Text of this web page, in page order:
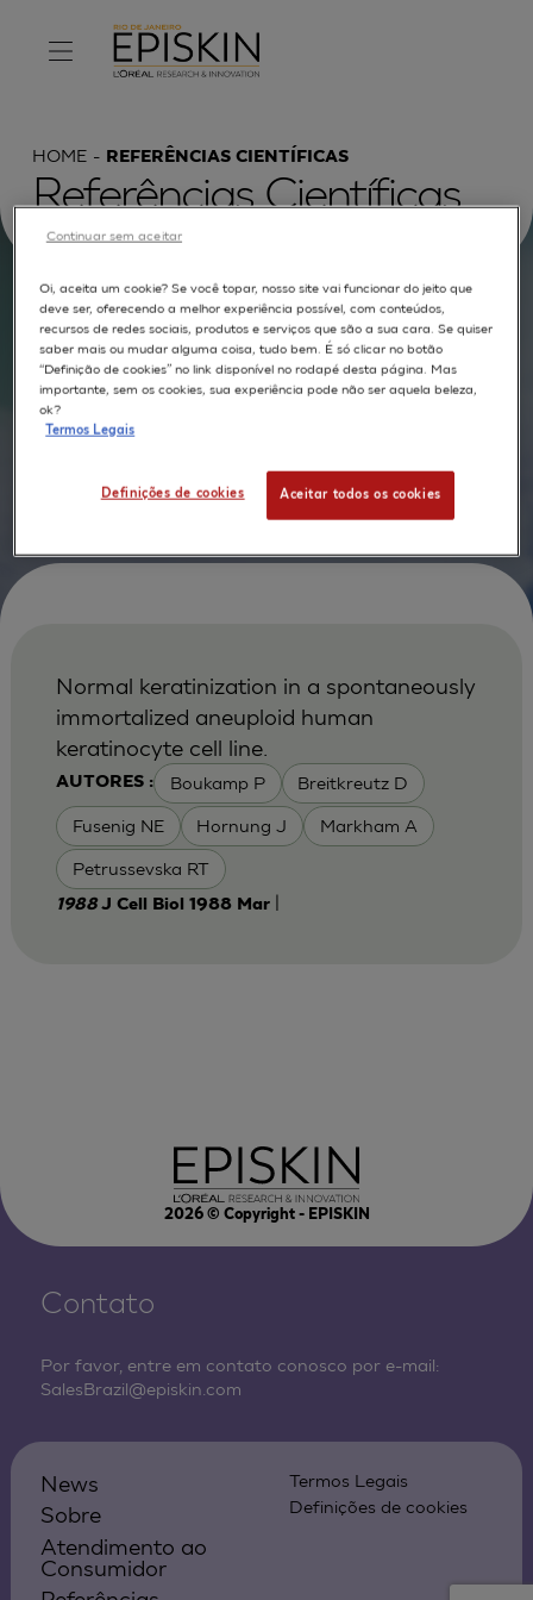
HOME REFERÊNCIAS CIENTÍFICAS
Referências Científicas
Procurar por :
TEXTO COMPLETO MODELOS APLICAÇÕES
AUTORES
AUTORES : Boukamp P Breitkreutz D
Fusenig NE Hornung J Markham A
Petrussevska RT
Normal keratinization in a spontaneously
immortalized aneuploid human
keratinocyte cell line.
1988J Cell Biol 1988 Mar|
2026© Copyright - EPISKIN
Contato
Por favor, entre em contato conosco por e-mail:
SalesBrazil@episkin.com
News
Sobre
Atendimento ao
Consumidor
Termos Legais
Definições de cookies
Oi, aceita um cookie? Se você topar, nosso site vai funcionar do jeito que
deve ser, oferecendo a melhor experiência possível, com conteúdos,
recursos de redes sociais, produtos e serviços que são a sua cara. Se quiser
saber mais ou mudar alguma coisa, tudo bem. É só clicar no botão
“Definição de cookies” no link disponível no rodapé desta página. Mas
importante, sem os cookies, sua experiência pode não ser aquela beleza,
ok?
Termos Legais
Definições de cookies Aceitar todos os cookies
Continuar sem aceitar